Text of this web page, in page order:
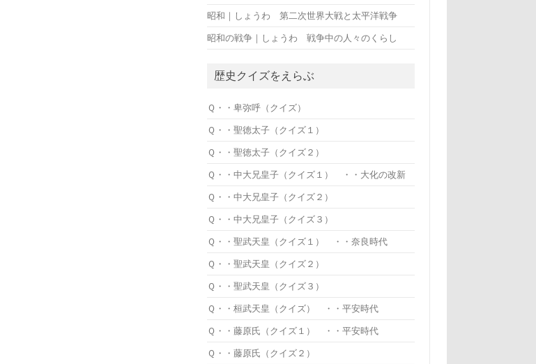
昭和｜しょうわ 第二次世界大戦と太平洋戦争
昭和の戦争｜しょうわ 戦争中の人々のくらし
歴史クイズをえらぶ
Ｑ・・卑弥呼（クイズ）
Ｑ・・聖徳太子（クイズ１）
Ｑ・・聖徳太子（クイズ２）
Ｑ・・中大兄皇子（クイズ１） ・・大化の改新
Ｑ・・中大兄皇子（クイズ２）
Ｑ・・中大兄皇子（クイズ３）
Ｑ・・聖武天皇（クイズ１） ・・奈良時代
Ｑ・・聖武天皇（クイズ２）
Ｑ・・聖武天皇（クイズ３）
Ｑ・・桓武天皇（クイズ） ・・平安時代
Ｑ・・藤原氏（クイズ１） ・・平安時代
Ｑ・・藤原氏（クイズ２）